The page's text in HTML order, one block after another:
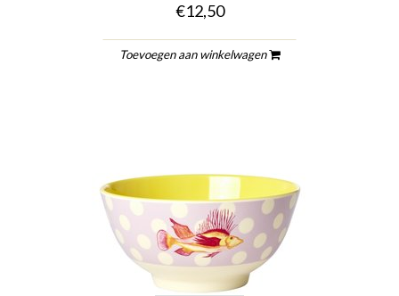
€12,50
Toevoegen aan winkelwagen